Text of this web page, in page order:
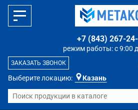
Выберите локацию: Казань
режим работы: с 9:00
+7 (843) 267-
ЗАКАЗАТЬ ЗВОНОК